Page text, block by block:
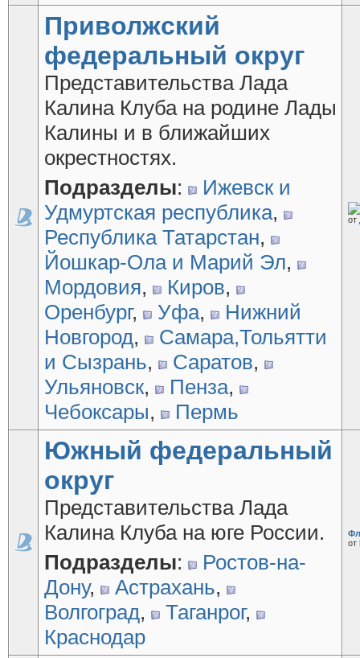
Приволжский
федеральный округ
Представительства Лада
Калина Клуба на родине Лады
Калины и в ближайших
окрестностях.
Подразделы:
Ижевск и
Удмуртская республика,
Республика Татарстан,
Йошкар-Ола и Марий Эл,
Мордовия, Киров,
Оренбург, Уфа,
Нижний
Новгород,
Самара,Тольятти
и Сызрань, Саратов,
Ульяновск, Пенза,
Чебоксары, Пермь
от
Южный федеральный
округ
Представительства Лада
Калина Клуба на юге России.
Подразделы:
Ростов-на-
Дону, Астрахань,
Волгоград, Таганрог,
Краснодар
от